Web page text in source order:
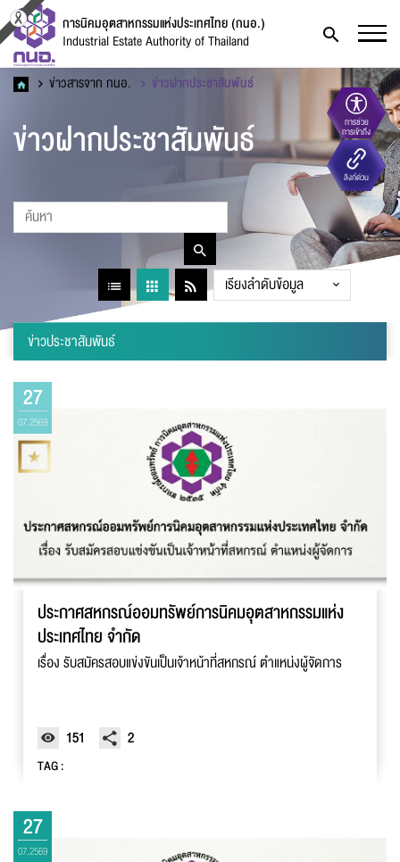
การนิคมอุตสาหกรรมแห่งประเทศไทย (กนอ.)
Industrial Estate Authority of Thailand
การช่วย
การเข้าถึง
ลิงก์ด่วน
ข่าวสารจาก กนอ. ข่าวฝากประชาสัมพันธ์
ข่าวฝากประชาสัมพันธ์
ข่าวประชาสัมพันธ์
27
07.2569
ประกาศสหกรณ์ออมทรัพย์การนิคมอุตสาหกรรมแห่ง
ประเทศไทย จํากัด
เรื่อง รับสมัครสอบแข่งขันเป็นเจ้าหน้าที่สหกรณ์ ตําแหน่งผู้จัดการ
151 2
TAG :
27
07.2569